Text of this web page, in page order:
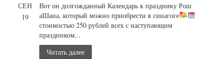
СЕН
19
Вот он долгожданный Календарь к празднику Рош
аШана, который можно приобрести в синагоге
стоимостью 250 рублей всех с наступающим
праздником...
Читать далее